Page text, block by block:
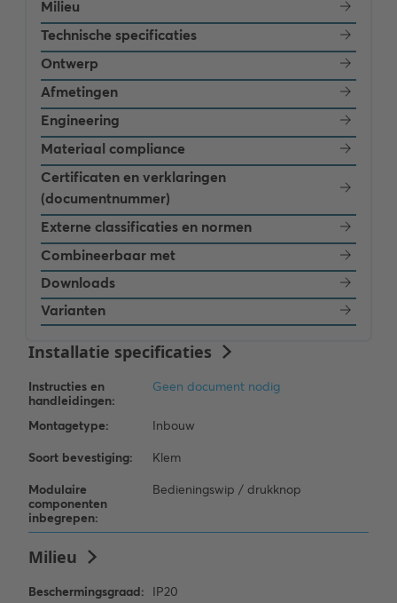
Milieu
Technische specificaties
Ontwerp
Afmetingen
Engineering
Materiaal compliance
Certificaten en verklaringen
(documentnummer)
Externe classificaties en normen
Combineerbaar met
Downloads
Varianten